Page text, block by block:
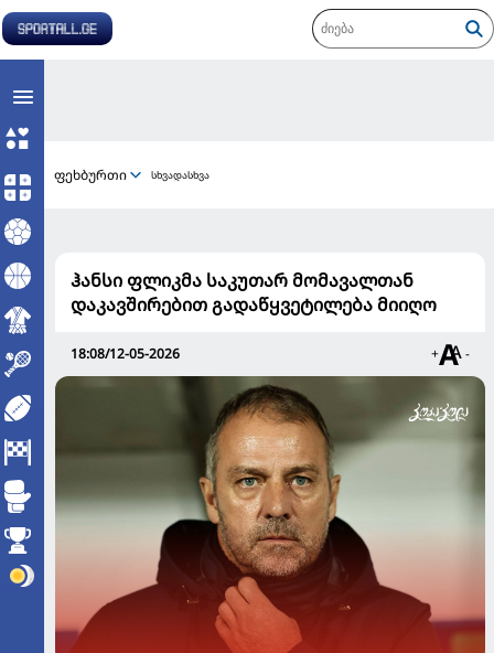
ფეხბურთი სხვადასხვა
ჰანსი ფლიკმა საკუთარ მომავალთან
დაკავშირებით გადაწყვეტილება მიიღო
18:08/12-05-2026 + -